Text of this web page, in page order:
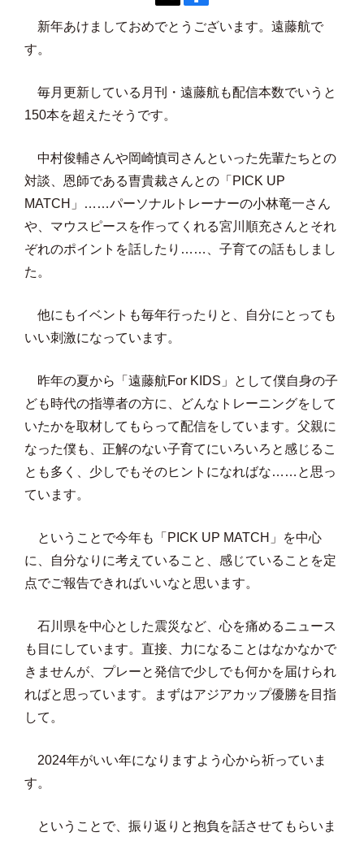
新年あけましておめでとうございます。遠藤航で
す。
毎月更新している月刊・遠藤航も配信本数でいうと
150本を超えたそうです。
中村俊輔さんや岡崎慎司さんといった先輩たちとの
対談、恩師である曺貴裁さんとの「PICK UP
MATCH」……パーソナルトレーナーの小林竜一さん
や、マウスピースを作ってくれる宮川順充さんとそれ
ぞれのポイントを話したり……、子育ての話もしまし
た。
他にもイベントも毎年行ったりと、自分にとっても
いい刺激になっています。
昨年の夏から「遠藤航For KIDS」として僕自身の子
ども時代の指導者の方に、どんなトレーニングをして
いたかを取材してもらって配信をしています。父親に
なった僕も、正解のない子育てにいろいろと感じるこ
とも多く、少しでもそのヒントになればな……と思っ
ています。
ということで今年も「PICK UP MATCH」を中心
に、自分なりに考えていること、感じていることを定
点でご報告できればいいなと思います。
石川県を中心とした震災など、心を痛めるニュース
も目にしています。直接、力になることはなかなかで
きませんが、プレーと発信で少しでも何かを届けられ
ればと思っています。まずはアジアカップ優勝を目指
して。
2024年がいい年になりますよう心から祈っていま
す。
ということで、振り返りと抱負を話させてもらいま